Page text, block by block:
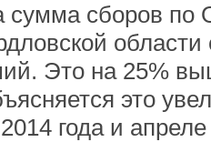
сумма сборов по
Это на 25%
это
года и апреле